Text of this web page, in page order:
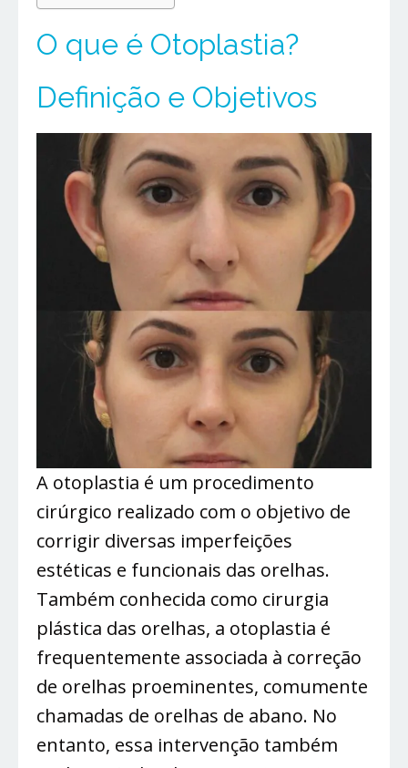
O que é Otoplastia?
Definição e Objetivos
A otoplastia é um procedimento
cirúrgico realizado com o objetivo de
corrigir diversas imperfeições
estéticas e funcionais das orelhas.
Também conhecida como cirurgia
plástica das orelhas, a otoplastia é
frequentemente associada à correção
de orelhas proeminentes, comumente
chamadas de orelhas de abano. No
entanto, essa intervenção também